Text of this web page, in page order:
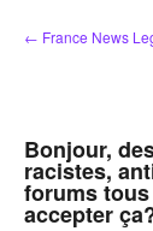
Aller
au
← France News
Bonjour,
racistes,
forums
accepter